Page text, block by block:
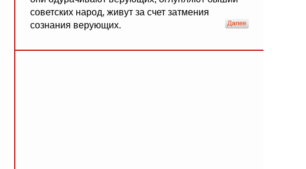
советских народ, живут за счет затмения
сознания верующих.